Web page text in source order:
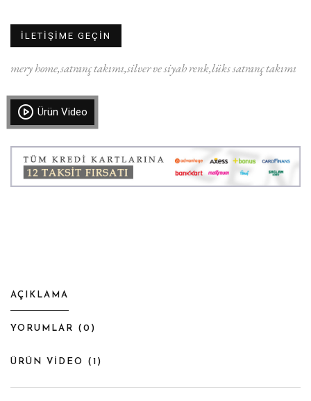
İLETİŞİME GEÇİN
mery homesatranç takımı silver ve siyah renklüks satranç takımı
Ürün Video
AÇIKLAMA
YORUMLAR ( 0 )
ÜRÜN VİDEO ( 1 )